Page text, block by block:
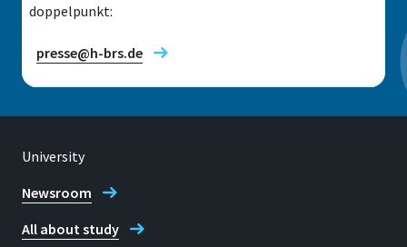
Sankt Augustin
Room
C 167
Address
53757, Sankt Augustin
doppelpunkt:
presse@h-brs.de
Sankt Augustin
Address
University
Newsroom
All about study